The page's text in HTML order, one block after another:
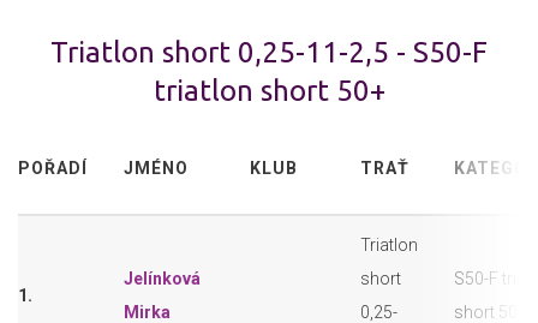
Triatlon short 0,25-11-2,5 - S50-F
triatlon short 50+
POŘADÍ JMÉNO KLUB TRAŤ
1.
Jelínková
Mirka
Triatlon
short
0,25-
S50-F
short 50+